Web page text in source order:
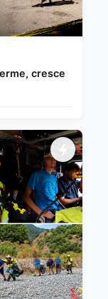
cresce